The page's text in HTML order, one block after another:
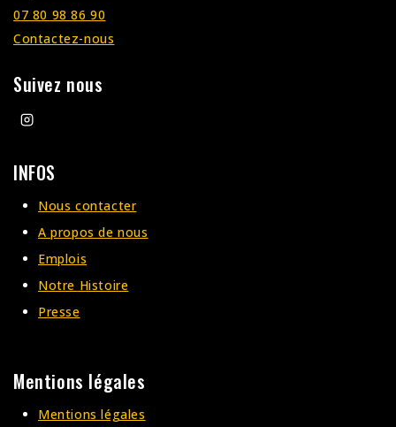
07 80 98 86 90
Contactez-nous
Suivez nous
INFOS
Nous contacter
A propos de nous
Emplois
Notre Histoire
Presse
Mentions légales
Mentions légales